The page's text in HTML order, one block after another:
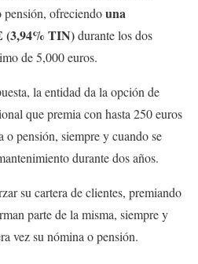
ofreciendouna
(3,94% TIN)durante los dos
de 5,000 euros.
la entidad da la opción de
que premia con hasta 250 euros
pensión, siempre y cuando se
durante dos años.
su cartera de clientes, premiando
parte de la misma, siempre y
vez su nómina o pensión.